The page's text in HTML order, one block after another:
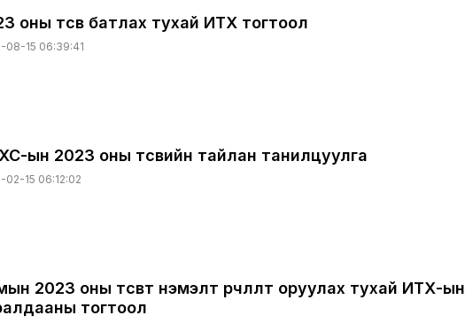
оны төсөв батлах тухай ИТХ тогтоол
08-15 06:39:41
ын 2023 оны төсвийн тайлан танилцуулга
02-15 06:12:02
2023 оны төсөвт нэмэлт өөрчлөлт оруулах тухай ИТХ-ын
тогтоол